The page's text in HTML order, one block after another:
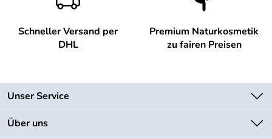
Schneller Versand per
DHL
Premium Naturkosmetik
zu fairen Preisen
Unser Service
Kontakt
Über uns